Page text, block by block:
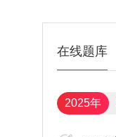
在线题库
2025年